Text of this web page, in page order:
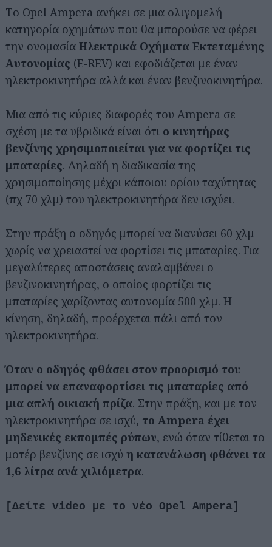
Τo Opel Ampera ανήκει σε μια ολιγομελή
κατηγορία οχημάτων που θα μπορούσε να φέρει
την ονομασία Ηλεκτρικά Οχήματα Εκτεταμένης
Αυτονομίας (E-REV) και εφοδιάζεται με έναν
ηλεκτροκινητήρα αλλά και έναν βενζινοκινητήρα.
Μια από τις κύριες διαφορές του Ampera σε
σχέση με τα υβριδικά είναι ότι ο κινητήρας
βενζίνης χρησιμοποιείται για να φορτίζει τις
μπαταρίες. Δηλαδή η διαδικασία της
χρησιμοποίησης μέχρι κάποιου ορίου ταχύτητας
(πχ 70 χλμ) του ηλεκτροκινητήρα δεν ισχύει.
Στην πράξη ο οδηγός μπορεί να διανύσει 60 χλμ
χωρίς να χρειαστεί να φορτίσει τις μπαταρίες. Για
μεγαλύτερες αποστάσεις αναλαμβάνει ο
βενζινοκινητήρας, ο οποίος φορτίζει τις
μπαταρίες χαρίζοντας αυτονομία 500 χλμ. Η
κίνηση, δηλαδή, προέρχεται πάλι από τον
ηλεκτροκινητήρα.
Όταν ο οδηγός φθάσει στον προορισμό του
μπορεί να επαναφορτίσει τις μπαταρίες από
μια απλή οικιακή πρίζα. Στην πράξη, και με τον
ηλεκτροκινητήρα σε ισχύ, το Ampera έχει
μηδενικές εκπομπές ρύπων, ενώ όταν τίθεται το
μοτέρ βενζίνης σε ισχύ η κατανάλωση φθάνει τα
1,6 λίτρα ανά χιλιόμετρα.
[Δείτε video με το νέο Opel Ampera]